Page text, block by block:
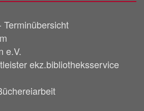
Terminübersicht
e.V.
ekz.bibliotheksservice